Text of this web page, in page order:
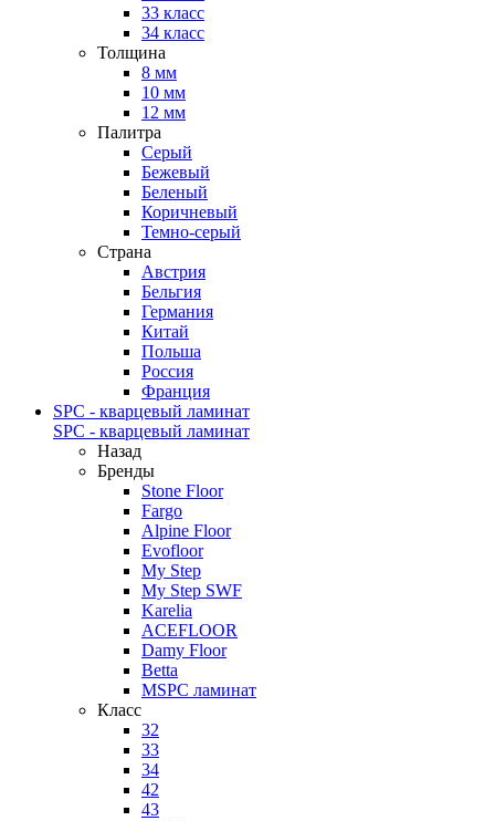
33 класс
34 класс
Толщина
8 мм
10 мм
12 мм
Палитра
Серый
Бежевый
Беленый
Коричневый
Темно-серый
Страна
Австрия
Бельгия
Германия
Китай
Польша
Россия
Франция
SPC - кварцевый ламинат
SPC - кварцевый ламинат
Назад
Бренды
Stone Floor
Fargo
Alpine Floor
Evofloor
My Step
My Step SWF
Karelia
ACEFLOOR
Damy Floor
Betta
MSPC ламинат
Класс
32
33
34
42
43